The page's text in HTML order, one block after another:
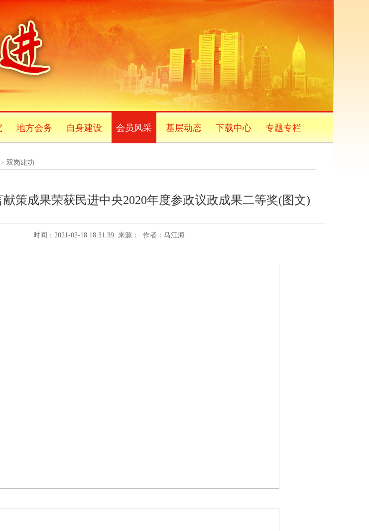
地方会务 自身建设 会员风采 基层动态 下载中心 专题专栏
> 双岗建功
策成果荣获民进中央2020年度参政议政成果二等奖(图文)
时间：2021-02-18 18:31:39 来源： 作者：马江海